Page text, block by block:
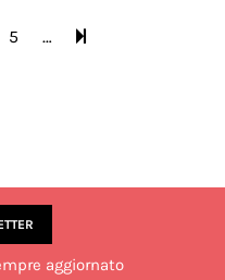
5 …
aggiornato